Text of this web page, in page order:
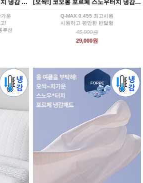
[오싹!]코오롱포르페 스노우터치 냉감 여름 바디필로우 커버 3color
운
!
쿠션
[오싹!] 코오롱 포르페 스노우터치 냉감 반달 쿠션커버 3color
Q-MAX 0.455 최고시원
시원하고 편안한 반달형
45,000원
29,000원